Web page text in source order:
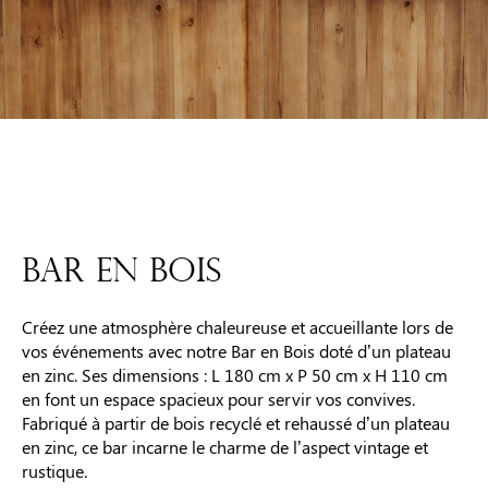
BAR EN BOIS
Créez une atmosphère chaleureuse et accueillante lors de
vos événements avec notre Bar en Bois doté d’un plateau
en zinc. Ses dimensions : L 180 cm x P 50 cm x H 110 cm
en font un espace spacieux pour servir vos convives.
Fabriqué à partir de bois recyclé et rehaussé d’un plateau
en zinc, ce bar incarne le charme de l’aspect vintage et
rustique.